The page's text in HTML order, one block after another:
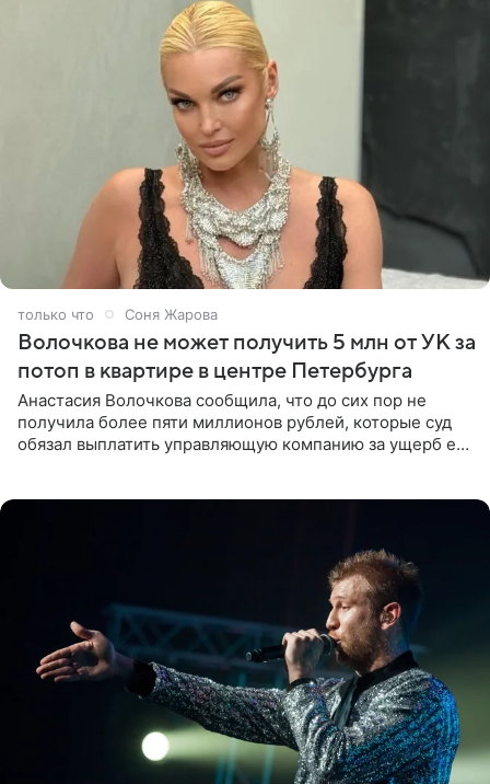
только что Соня Жарова
Волочкова не может получить 5 млн от УК за
потоп в квартире в центре Петербурга
Анастасия Волочкова сообщила, что до сих пор не
получила более пяти миллионов рублей, которые суд
обязал выплатить управляющую компанию за ущерб ее